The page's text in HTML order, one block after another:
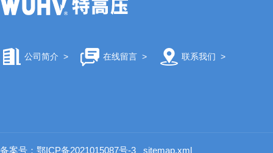
公司简介 > 在线留言> 联系我们 >
备案号：鄂ICP备2021015087号-3 sitemap.xml